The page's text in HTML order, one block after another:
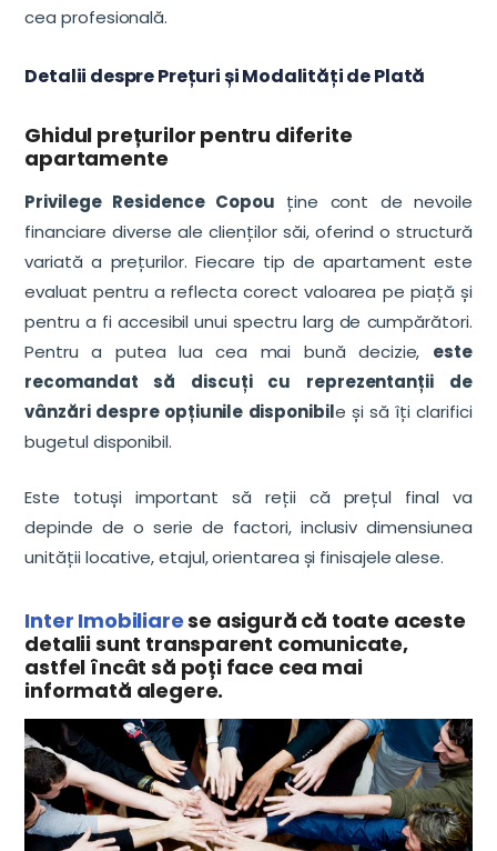
cea profesională.
Detalii despre Prețuri și Modalități de Plată
Ghidul prețurilor pentru diferite
apartamente
Privilege Residence Copou ține cont de nevoile
financiare diverse ale clienților săi, oferind o structură
variată a prețurilor. Fiecare tip de apartament este
evaluat pentru a reflecta corect valoarea pe piață și
pentru a fi accesibil unui spectru larg de cumpărători.
Pentru a putea lua cea mai bună decizie, este
recomandat să discuți cu reprezentanții de
vânzări despre opțiunile disponibile și să îți clarifici
bugetul disponibil.
Este totuși important să reții că prețul final va
depinde de o serie de factori, inclusiv dimensiunea
unității locative, etajul, orientarea și finisajele alese.
Inter Imobiliarese asigură că toate aceste
detalii sunt transparent comunicate,
astfel încât să poți face cea mai
informată alegere.